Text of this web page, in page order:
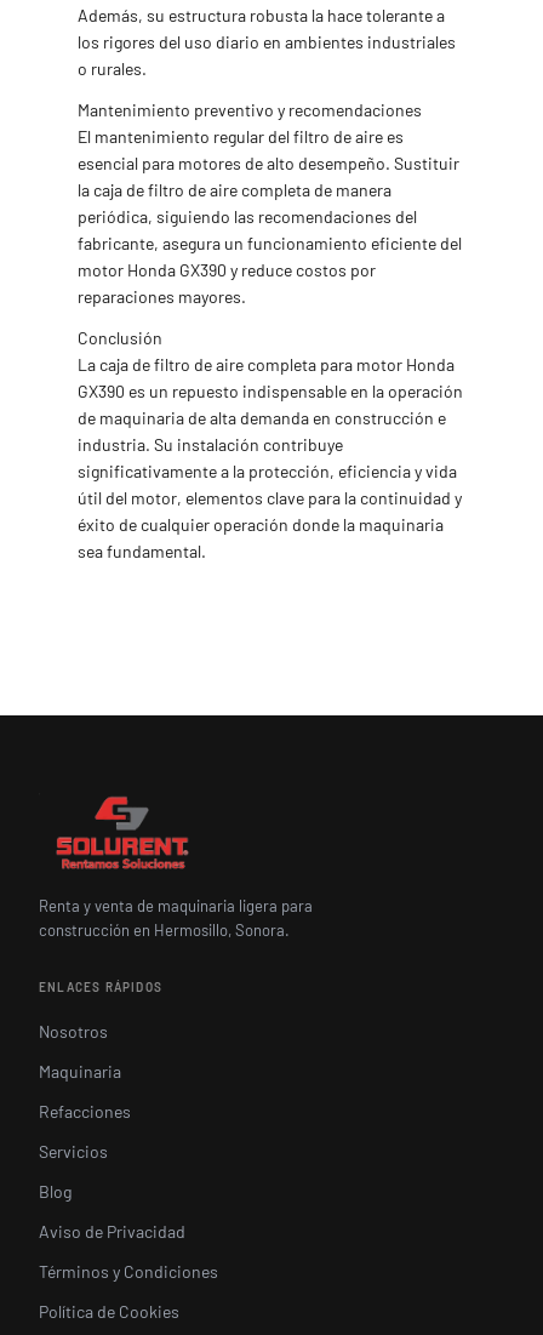
Además, su estructura robusta la hace tolerante a
los rigores del uso diario en ambientes industriales
o rurales.
Mantenimiento preventivo y recomendaciones
El mantenimiento regular del filtro de aire es
esencial para motores de alto desempeño. Sustituir
la caja de filtro de aire completa de manera
periódica, siguiendo las recomendaciones del
fabricante, asegura un funcionamiento eficiente del
motor Honda GX390 y reduce costos por
reparaciones mayores.
Conclusión
La caja de filtro de aire completa para motor Honda
GX390 es un repuesto indispensable en la operación
de maquinaria de alta demanda en construcción e
industria. Su instalación contribuye
significativamente a la protección, eficiencia y vida
útil del motor, elementos clave para la continuidad y
éxito de cualquier operación donde la maquinaria
sea fundamental.
Renta y venta de maquinaria ligera para
construcción en Hermosillo, Sonora.
ENLACES RÁPIDOS
Nosotros
Maquinaria
Refacciones
Servicios
Blog
Aviso de Privacidad
Términos y Condiciones
Política de Cookies